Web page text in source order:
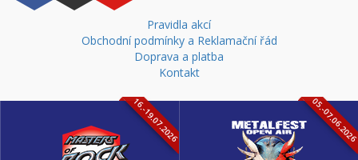
Pravidla akcí
Obchodní podmínky a Reklamační řád
Doprava a platba
Kontakt
16.-19.07.2026 05.-